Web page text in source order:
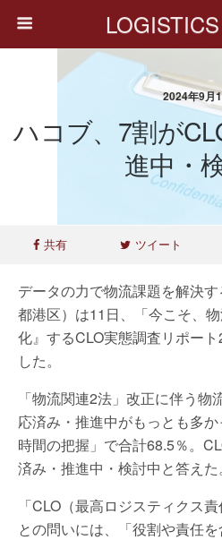
2024年9月
ハコブ、7割が
進中・
共有 ツイート
データの力で物流課題を解決
都港区）は11日、「今こそ、
化』するCLO実態調査リポー
した。
「物流関連2法」改正に伴う
応済み・推進中がもっとも多
時間の把握」で合計68.5％。
済み・推進中・検討中と答えた。
「CLO（最高ロジスティクス
との問いには、「役割や責任